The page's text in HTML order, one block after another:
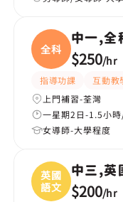
全科
中一,全
$250/hr
指導功課 互動教
上門補習-荃灣
一星期2日-1.5小
女導師-大學程度
英國
語文
中三,英
$200/hr